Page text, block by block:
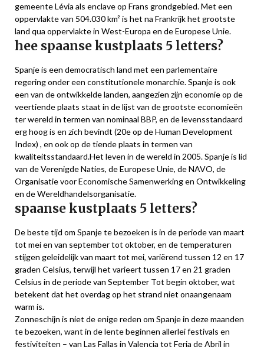
gemeente Lévia als enclave op Frans grondgebied. Met een
oppervlakte van 504.030 km² is het na Frankrijk het grootste
land qua oppervlakte in West-Europa en de Europese Unie.
hee spaanse kustplaats 5 letters?
Spanje is een democratisch land met een parlementaire
regering onder een constitutionele monarchie. Spanje is ook
een van de ontwikkelde landen, aangezien zijn economie op de
veertiende plaats staat in de lijst van de grootste economieën
ter wereld in termen van nominaal BBP, en de levensstandaard
erg hoog is en zich bevindt (20e op de Human Development
Index) , en ook op de tiende plaats in termen van
kwaliteitsstandaard.Het leven in de wereld in 2005. Spanje is lid
van de Verenigde Naties, de Europese Unie, de NAVO, de
Organisatie voor Economische Samenwerking en Ontwikkeling
en de Wereldhandelsorganisatie.
spaanse kustplaats 5 letters?
De beste tijd om Spanje te bezoeken is in de periode van maart
tot mei en van september tot oktober, en de temperaturen
stijgen geleidelijk van maart tot mei, variërend tussen 12 en 17
graden Celsius, terwijl het varieert tussen 17 en 21 graden
Celsius in de periode van September Tot begin oktober, wat
betekent dat het overdag op het strand niet onaangenaam
warm is.
Zonneschijn is niet de enige reden om Spanje in deze maanden
te bezoeken, want in de lente beginnen allerlei festivals en
festiviteiten – van Las Fallas in Valencia tot Feria de Abril in